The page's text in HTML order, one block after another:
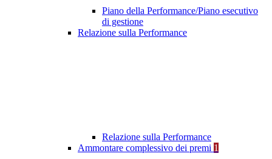
Piano della Performance/Piano esecutivo
di gestione
Relazione sulla Performance
Relazione sulla Performance
Ammontare complessivo dei premi 1